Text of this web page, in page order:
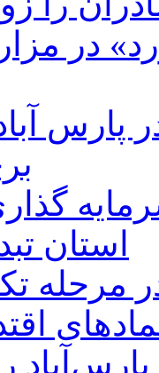
در
پارس
استان
مرحله